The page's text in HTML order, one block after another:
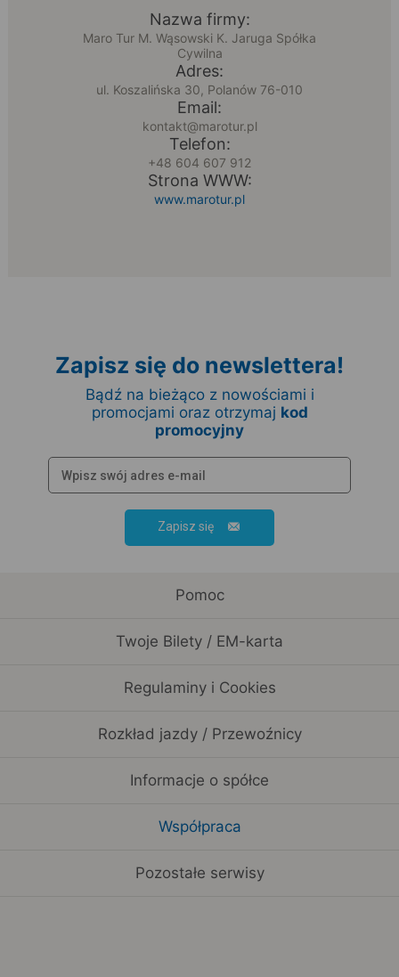
Nazwa firmy:
Maro Tur M. Wąsowski K. Jaruga Spółka
Cywilna
Adres:
ul. Koszalińska 30, Polanów 76-010
Email:
kontakt@marotur.pl
Telefon:
+48 604 607 912
Strona WWW:
www.marotur.pl
Zapisz się do newslettera!
Bądź na bieżąco z nowościami i
promocjami oraz otrzymaj kod
promocyjny
Zapisz się
Pomoc
Twoje Bilety / EM-karta
Regulaminy i Cookies
Rozkład jazdy / Przewoźnicy
Informacje o spółce
Współpraca
Pozostałe serwisy